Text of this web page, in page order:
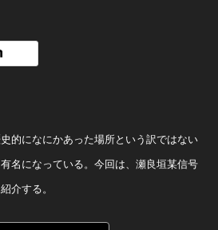
的になにかあった場所という訳ではない
名になっている。今回は、瀬良垣某信号
介する。